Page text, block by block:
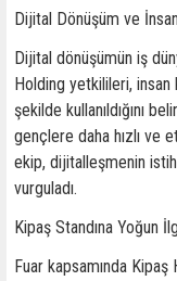
Dijital Dönüşüm ve
Dijital dönüşümün iş
Holding yetkilileri,
şekilde kullanıldığını
gençlere daha hızlı ve
ekip, dijitalleşmenin
vurguladı.
Kipaş Standına Yoğun
Fuar kapsamında